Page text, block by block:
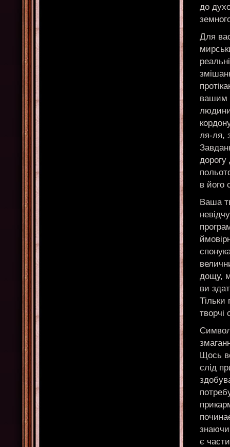
до
Для
вашим
ля-ля,
дорогу
в його
Ваша
дощу,
ви
Тільки
творчі
Щось
слід
є